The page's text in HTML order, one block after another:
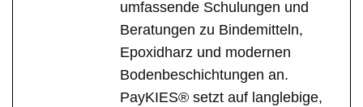
umfassende Schulungen und
Beratungen zu Bindemitteln,
Epoxidharz und modernen
Bodenbeschichtungen an.
PayKIES® setzt auf langlebige,